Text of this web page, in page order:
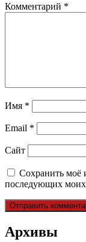
Комментарий *
Имя *
Email *
Сайт
Сохранить моё
последующих
Архивы